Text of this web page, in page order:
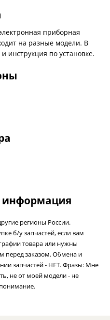
приборная
на разные модели. В
инструкция по установке.
информация
регионы России.
б/у запчастей, если вам
товара или нужны
перед заказом. Обмена и
запчастей - НЕТ. Фразы: Мне
не от моей модели - не